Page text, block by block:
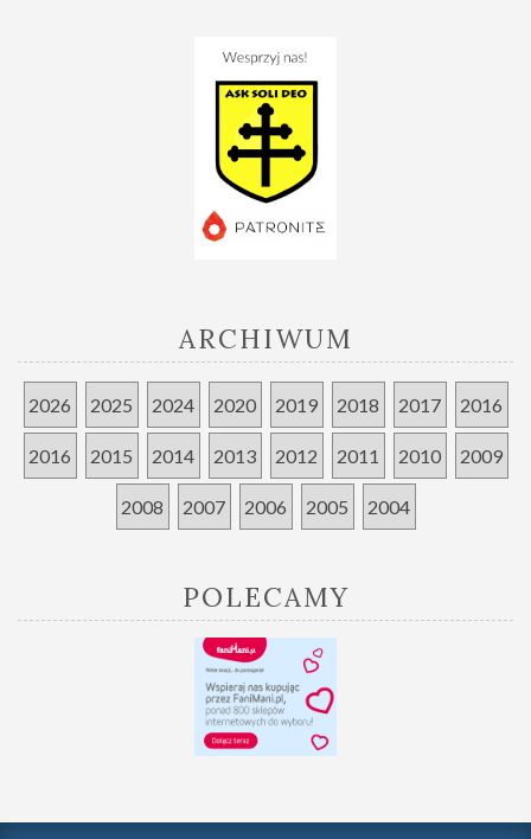
ARCHIWUM
2026 2025 2024 2020 2019 2018 2017 2016
2016 2015 2014 2013 2012 2011 2010 2009
2008 2007 2006 2005 2004
POLECAMY